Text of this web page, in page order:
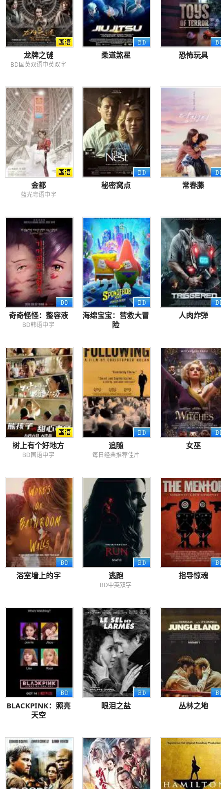
龙牌之谜
BD国英双语中英双字
柔道煞星 恐怖玩具
金都
蓝光粤语中字
秘密窝点 常春藤
奇奇怪怪：整容液
BD韩语中字
海绵宝宝：营救大冒
险
人肉炸弹
树上有个好地方
BD国语中字
追随
每日经典推荐佳片
女巫
浴室墙上的字 逃跑
BD中英双字
指导惊魂
BLACKPINK：照亮
天空
眼泪之盐 丛林之地